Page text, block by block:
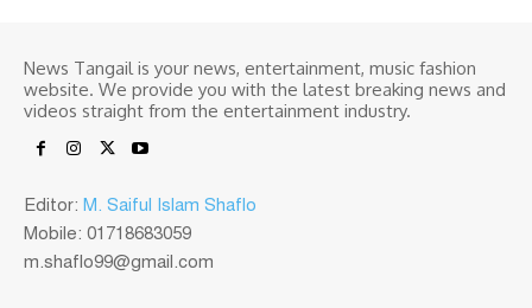
News Tangail is your news, entertainment, music fashion
website. We provide you with the latest breaking news and
videos straight from the entertainment industry.
Editor: M. Saiful Islam Shaflo
Mobile: 01718683059
m.shaflo99@gmail.com